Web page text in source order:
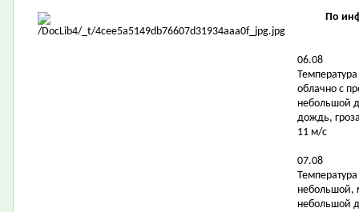
По
06.08
облачно с
небольшой
дождь,
11 м/с
07.08
небольшой,
небольшой